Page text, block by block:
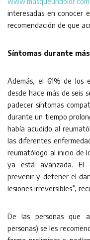
interesadas en conocer
recomendación de que
Síntomas durante
Además, el 61% de los
desde hace más de seis
padecer síntomas
durante un tiempo
había acudido al
las diferentes
reumatólogo al inicio de
ya está avanzada. El
prevenir y detener el
lesiones irreversibles”,
De las personas que
personas) se les